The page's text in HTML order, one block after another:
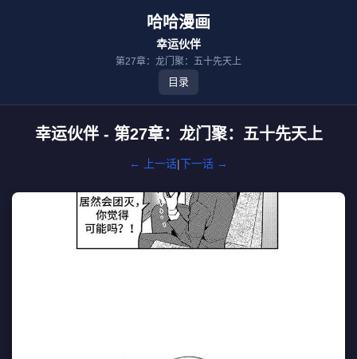
哈哈漫画
幸运伙伴
第27章：龙门聚：五十先天上
目录
幸运伙伴 - 第27章：龙门聚：五十先天上
← 上一话|下一话 →